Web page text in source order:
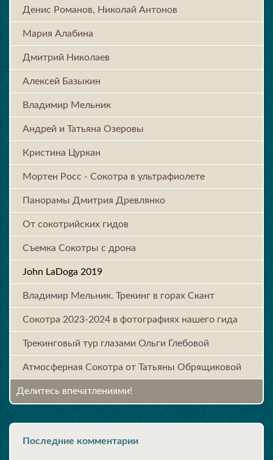
Денис Романов, Николай Антонов
Мария Алабина
Дмитрий Николаев
Алексей Базыкин
Владимир Мельник
Андрей и Татьяна Озеровы
Кристина Цуркан
Мортен Росс - Сокотра в ультрафиолете
Панорамы Дмитрия Древлянко
От сокотрийских гидов
Съемка Сокотры с дрона
John LaDoga 2019
Владимир Мельник. Трекинг в горах Скант
Сокотра 2023-2024 в фотографиях нашего гида
Трекинговый тур глазами Ольги Глебовой
Атмосферная Сокотра от Татьяны Обрящиковой
Делитесь впечатлениями!
Последние комментарии